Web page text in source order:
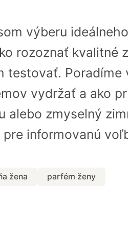
výberu
rozoznať kvalitné
testovať.
vydržať a ako
alebo zmyselný
informovanú
žena parfém ženy